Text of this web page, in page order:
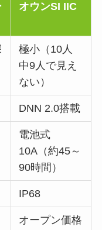
オウンSI IIC
極小（10人
中9人で見え
ない）
DNN 2.0搭載
電池式
10A（約45～
90時間）
IP68
オープン価格